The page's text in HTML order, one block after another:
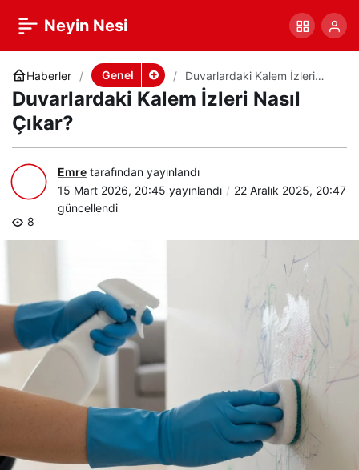
Neyin Nesi
Haberler Genel
Duvarlardaki Kalem İzleri
Nasıl Çıkar?
Duvarlardaki Kalem İzleri Nasıl
Çıkar?
Emre tarafından yayınlandı
15 Mart 2026, 20:45 yayınlandı
22 Aralık 2025, 20:47
güncellendi
8
Duvarlardaki Kalem İzleri
Nasıl Çıkar?
Paylaş